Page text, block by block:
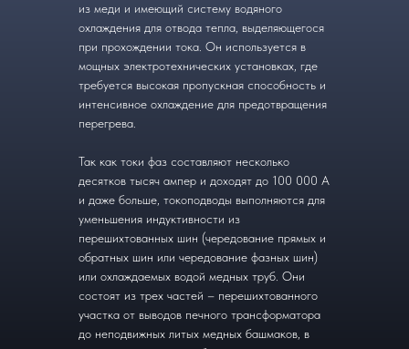
из меди и имеющий систему водяного
охлаждения для отвода тепла, выделяющегося
при прохождении тока. Он используется в
мощных электротехнических установках, где
требуется высокая пропускная способность и
интенсивное охлаждение для предотвращения
перегрева.
Так как токи фаз составляют несколько
десятков тысяч ампер и доходят до 100 000 А
и даже больше, токоподводы выполняются для
уменьшения индуктивности из
перешихтованных шин (чередование прямых и
обратных шин или чередование фазных шин)
или охлаждаемых водой медных труб. Они
состоят из трех частей – перешихтованного
участка от выводов печного трансформатора
до неподвижных литых медных башмаков, в